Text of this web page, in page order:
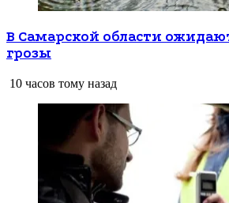
В Самарской области
грозы
10 часов тому назад